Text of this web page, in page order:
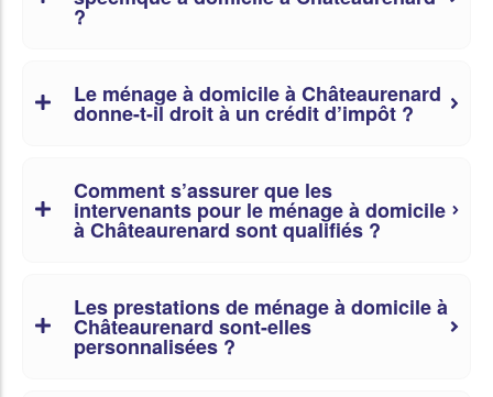
?
Le ménage à domicile à Châteaurenard
donne-t-il droit à un crédit d’impôt ?
Comment s’assurer que les
intervenants pour le ménage à domicile
à Châteaurenard sont qualifiés ?
Les prestations de ménage à domicile à
Châteaurenard sont-elles
personnalisées ?